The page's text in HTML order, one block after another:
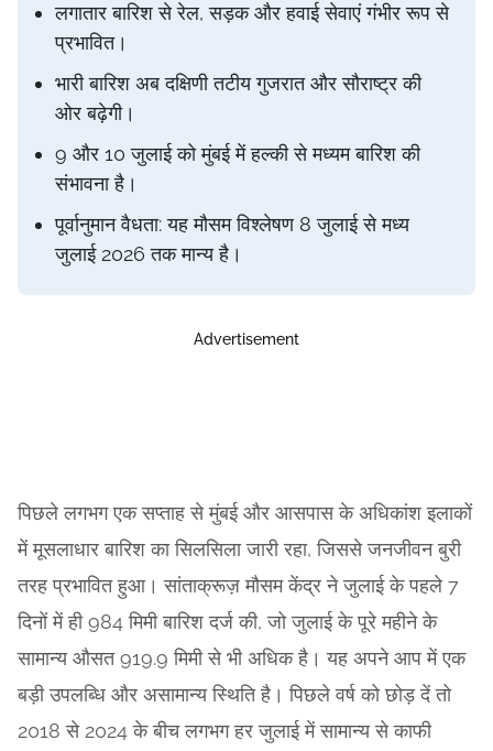
लगातार बारिश से रेल, सड़क और हवाई सेवाएं गंभीर रूप से
प्रभावित।
भारी बारिश अब दक्षिणी तटीय गुजरात और सौराष्ट्र की
ओर बढ़ेगी।
9 और 10 जुलाई को मुंबई में हल्की से मध्यम बारिश की
संभावना है।
पूर्वानुमान वैधता: यह मौसम विश्लेषण 8 जुलाई से मध्य
जुलाई 2026 तक मान्य है।
Advertisement
पिछले लगभग एक सप्ताह से मुंबई और आसपास के अधिकांश इलाकों
में मूसलाधार बारिश का सिलसिला जारी रहा, जिससे जनजीवन बुरी
तरह प्रभावित हुआ। सांताक्रूज़ मौसम केंद्र ने जुलाई के पहले 7
दिनों में ही 984 मिमी बारिश दर्ज की, जो जुलाई के पूरे महीने के
सामान्य औसत 919.9 मिमी से भी अधिक है। यह अपने आप में एक
बड़ी उपलब्धि और असामान्य स्थिति है। पिछले वर्ष को छोड़ दें तो
2018 से 2024 के बीच लगभग हर जुलाई में सामान्य से काफी